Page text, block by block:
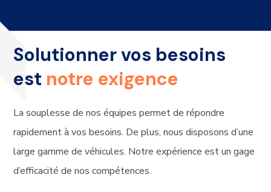
Solutionner vos besoins
est notre exigence
La souplesse de nos équipes permet de répondre
rapidement à vos besoins. De plus, nous disposons d’une
large gamme de véhicules. Notre expérience est un gage
d’efficacité de nos compétences.